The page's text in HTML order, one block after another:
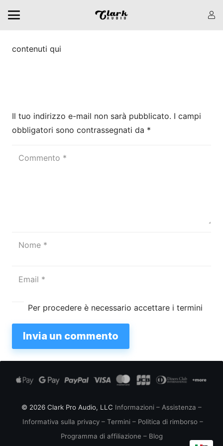
contenuti qui
Il tuo indirizzo e-mail non sarà pubblicato. I campi
obbligatori sono contrassegnati da *
Per procedere è necessario accettare i termini
Invia un commento
© 2026 Clark Pro Audio, LLC Informazioni – Assistenza –
Informativa sulla privacy– Termini– Politica di rimborso–
Programma di affiliazione – Blog